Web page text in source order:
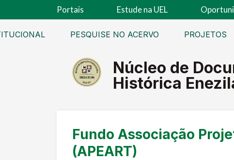
Portais Estude na UEL
PESQUISE NO ACERVO PROJETOS
Núcleo de
Histórica
Fundo Associação
(APEART)